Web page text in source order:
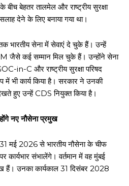
बेहतर तालमेल और राष्ट्रीय सुरक्षा
देने के लिए बनाया गया था।
भारतीय सेना में सेवाएं दे चुके हैं। उन्हें
जैसे कई सम्मान मिल चुके हैं। उन्होंने सेना
in-C और राष्ट्रीय सुरक्षा परिषद
भी कार्य किया है। सरकार ने उनकी
हुए उन्हें CDS नियुक्त किया है।
नए नौसेना प्रमुख
31 मई 2026 से भारतीय नौसेना के चीफ
संभालेंगे। वर्तमान में वह मुंबई
हैं। उनका कार्यकाल 31 दिसंबर 2028